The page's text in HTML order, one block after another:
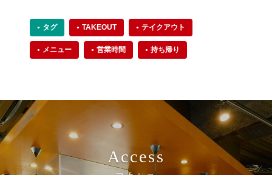
タグ TAKEOUT テイクアウト
メニュー 営業時間 持ち帰り
Access